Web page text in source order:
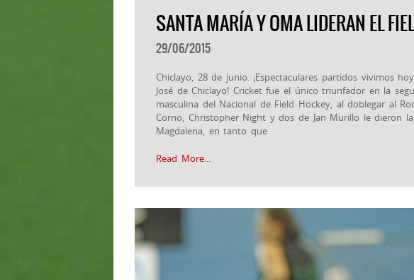
SANTA MARÍA Y OMA LIDERAN EL
29/06/2015
Chiclayo, 28 de junio. ¡Espectaculares partidos vivimos
José de Chiclayo! Cricket fue el único triunfador en la
masculina del Nacional de Field Hockey, al doblegar al
Corno, Christopher Night y dos de Jan Murillo le dieron
Magdalena, en tanto que
Read More…